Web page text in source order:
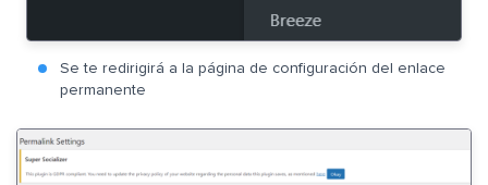
Se te redirigirá a la página de configuración del enlace
permanente